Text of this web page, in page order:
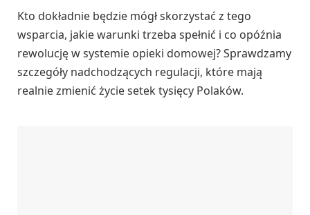
Kto dokładnie będzie mógł skorzystać z tego
wsparcia, jakie warunki trzeba spełnić i co opóźnia
rewolucję w systemie opieki domowej? Sprawdzamy
szczegóły nadchodzących regulacji, które mają
realnie zmienić życie setek tysięcy Polaków.